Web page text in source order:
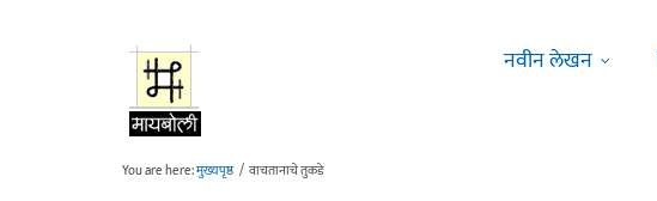
नवीन लेखन
You are here:मुख्यपृष्ठ / वाचतानाचे तुकडे